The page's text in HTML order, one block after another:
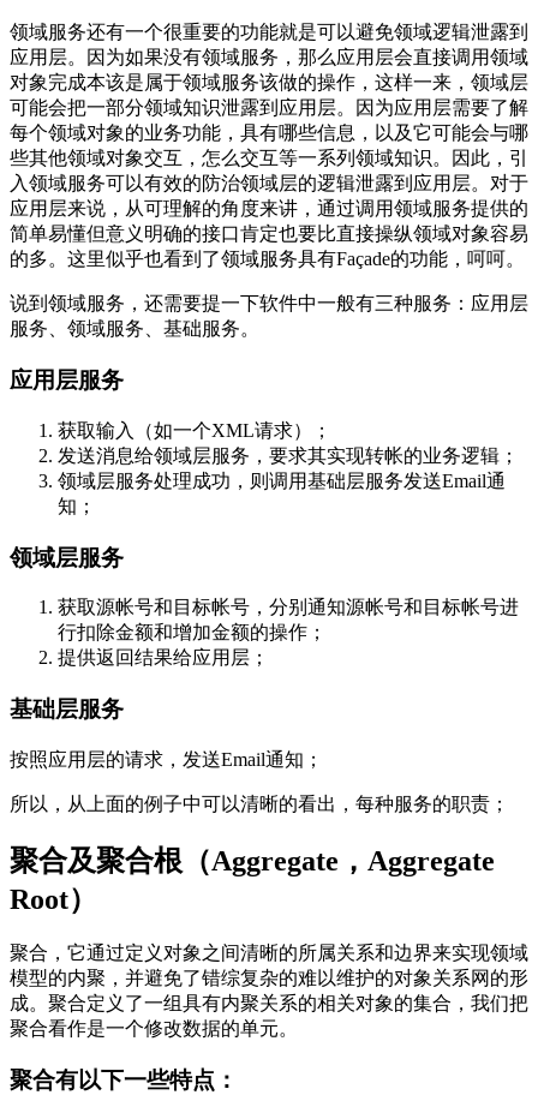
领域服务还有一个很重要的功能就是可以避免领域逻辑泄露到
应用层。因为如果没有领域服务，那么应用层会直接调用领域
对象完成本该是属于领域服务该做的操作，这样一来，领域层
可能会把一部分领域知识泄露到应用层。因为应用层需要了解
每个领域对象的业务功能，具有哪些信息，以及它可能会与哪
些其他领域对象交互，怎么交互等一系列领域知识。因此，引
入领域服务可以有效的防治领域层的逻辑泄露到应用层。对于
应用层来说，从可理解的角度来讲，通过调用领域服务提供的
简单易懂但意义明确的接口肯定也要比直接操纵领域对象容易
的多。这里似乎也看到了领域服务具有Façade的功能，呵呵。
说到领域服务，还需要提一下软件中一般有三种服务：应用层
服务、领域服务、基础服务。
应用层服务
获取输入（如一个XML请求）；
发送消息给领域层服务，要求其实现转帐的业务逻辑；
领域层服务处理成功，则调用基础层服务发送Email通
知；
领域层服务
获取源帐号和目标帐号，分别通知源帐号和目标帐号进
行扣除金额和增加金额的操作；
提供返回结果给应用层；
基础层服务
按照应用层的请求，发送Email通知；
所以，从上面的例子中可以清晰的看出，每种服务的职责；
聚合及聚合根（Aggregate，Aggregate
Root）
聚合，它通过定义对象之间清晰的所属关系和边界来实现领域
模型的内聚，并避免了错综复杂的难以维护的对象关系网的形
成。聚合定义了一组具有内聚关系的相关对象的集合，我们把
聚合看作是一个修改数据的单元。
聚合有以下一些特点：